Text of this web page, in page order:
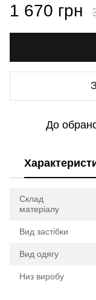
1 670 грн
До
Склад
матеріалу
Вид застібки
Вид одягу
Низ виробу